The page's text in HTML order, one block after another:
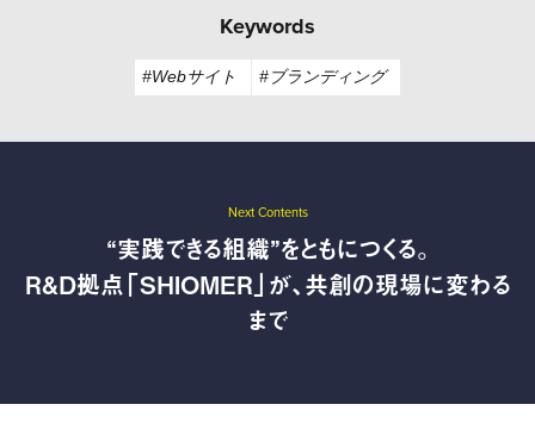
Keywords
#Webサイト #ブランディング
Next Contents
“実践できる組織”をともにつくる。
R&D拠点「SHIOMER」が、共創の現場に変わる
まで